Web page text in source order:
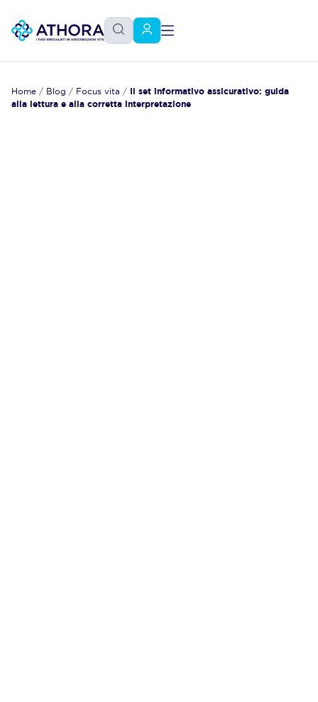
Home / Blog / Focus vita / Il set informativo assicurativo: guida
alla lettura e alla corretta interpretazione